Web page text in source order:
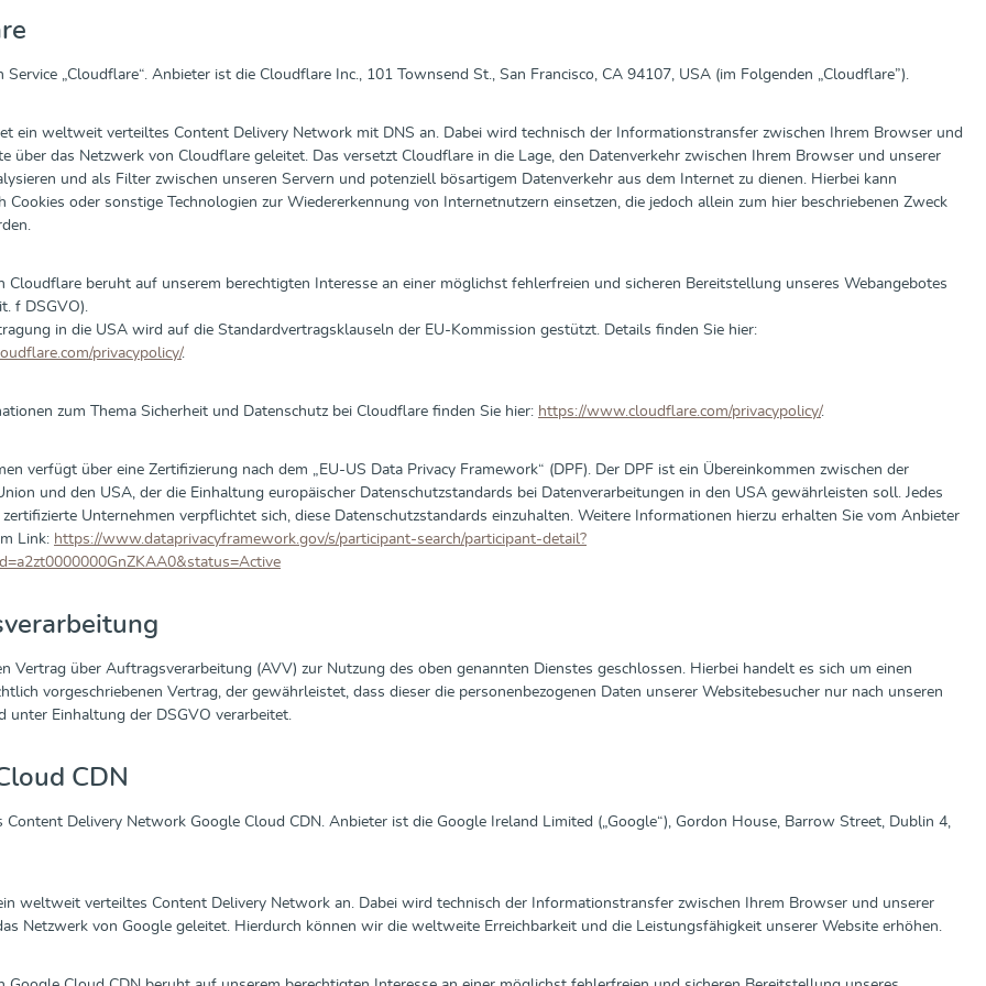
Service „Cloudflare“. Anbieter ist die Cloudflare Inc., 101 Townsend St., San Francisco, CA 94107, USA (im Folgenden „Cloudflare”).
ein weltweit verteiltes Content Delivery Network mit DNS an. Dabei wird technisch der Informationstransfer zwischen Ihrem Browser und
über das Netzwerk von Cloudflare geleitet. Das versetzt Cloudflare in die Lage, den Datenverkehr zwischen Ihrem Browser und unserer
und als Filter zwischen unseren Servern und potenziell bösartigem Datenverkehr aus dem Internet zu dienen. Hierbei kann
Cookies oder sonstige Technologien zur Wiedererkennung von Internetnutzern einsetzen, die jedoch allein zum hier beschriebenen Zweck
Cloudflare beruht auf unserem berechtigten Interesse an einer möglichst fehlerfreien und sicheren Bereitstellung unseres Webangebotes
f DSGVO).
in die USA wird auf die Standardvertragsklauseln der EU-Kommission gestützt. Details finden Sie hier:
privacypolicy/.
zum Thema Sicherheit und Datenschutz bei Cloudflare finden Sie hier: https://www.cloudflare.com/privacypolicy/.
verfügt über eine Zertifizierung nach dem „EU-US Data Privacy Framework“ (DPF). Der DPF ist ein Übereinkommen zwischen der
und den USA, der die Einhaltung europäischer Datenschutzstandards bei Datenverarbeitungen in den USA gewährleisten soll. Jedes
zertifizierte Unternehmen verpflichtet sich, diese Datenschutzstandards einzuhalten. Weitere Informationen hierzu erhalten Sie vom Anbieter
Link: https://www.dataprivacyframework.gov/s/participant-search/participant-detail?
Vertrag über Auftragsverarbeitung (AVV) zur Nutzung des oben genannten Dienstes geschlossen. Hierbei handelt es sich um einen
vorgeschriebenen Vertrag, der gewährleistet, dass dieser die personenbezogenen Daten unserer Websitebesucher nur nach unseren
unter Einhaltung der DSGVO verarbeitet.
CDN
Content Delivery Network Google Cloud CDN. Anbieter ist die Google Ireland Limited („Google“), Gordon House, Barrow Street, Dublin 4,
weltweit verteiltes Content Delivery Network an. Dabei wird technisch der Informationstransfer zwischen Ihrem Browser und unserer
Netzwerk von Google geleitet. Hierdurch können wir die weltweite Erreichbarkeit und die Leistungsfähigkeit unserer Website erhöhen.